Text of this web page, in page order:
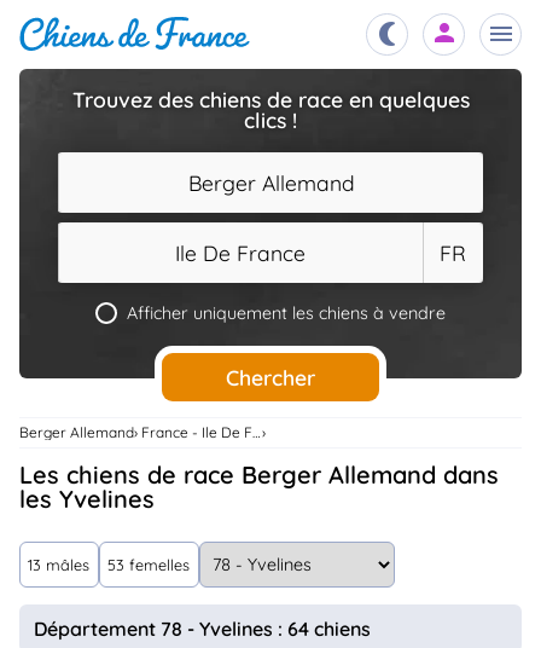
Services
..
Connexion
Trouvez des chiens de race en quelques
clics !
Berger Allemand
Ile De France FR
Afficher uniquement les chiens à vendre
Chercher
Berger Allemand France - Ile De France
Les chiens de race Berger Allemand dans
les Yvelines
13 mâles 53 femelles
Département 78 - Yvelines : 64 chiens